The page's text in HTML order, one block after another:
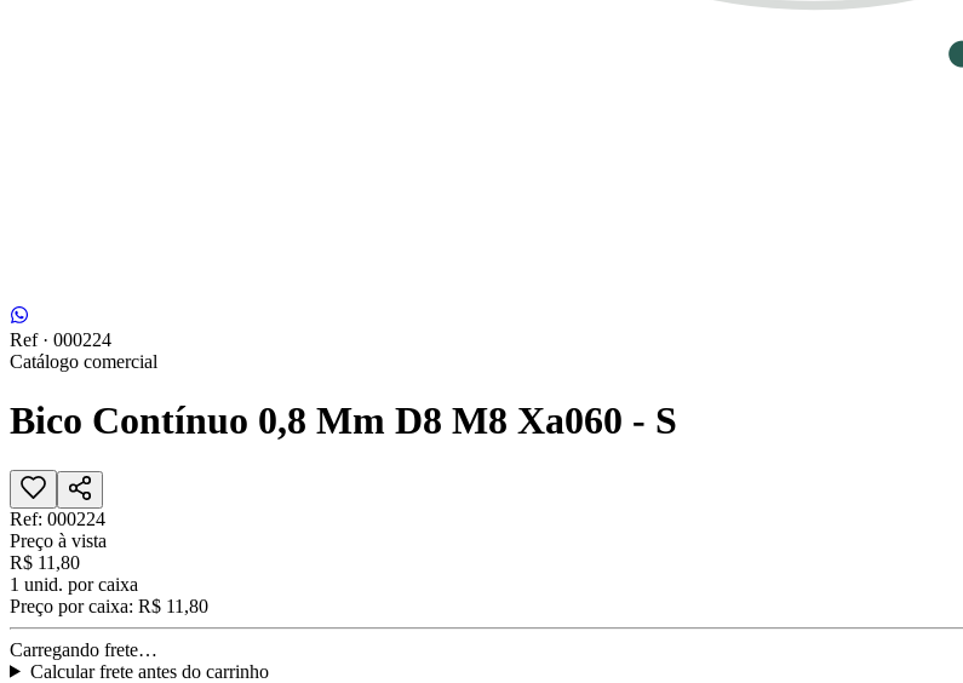
Ref · 000224
Catálogo comercial
Bico Contínuo 0,8 Mm D8 M8 Xa060 - S
Ref: 000224
Preço à vista
R$ 11,80
1 unid. por caixa
Preço por caixa: R$ 11,80
Carregando frete…
Calcular frete antes do carrinho